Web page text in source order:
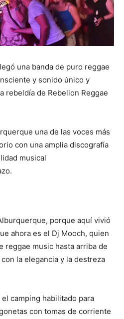
una banda de puro reggae
y sonido único y
rebeldía de Rebelion Reggae
una de las voces más
con una amplia discografía
musical
porque aquí vivió
ahora es el Dj Mooch, quien
reggae music hasta arriba de
la elegancia y la destreza
camping habilitado para
con tomas de corriente